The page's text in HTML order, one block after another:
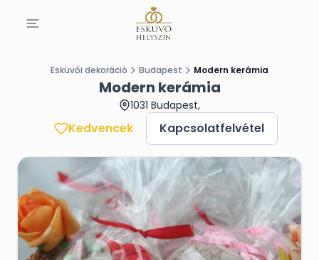
Esküvői dekoráció Budapest Modern kerámia
Modern kerámia
1031 Budapest,
Kedvencek Kapcsolatfelvétel